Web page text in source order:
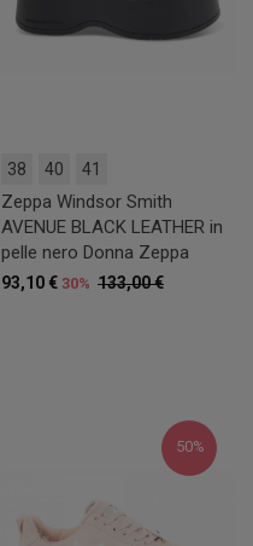
38 40 41
Zeppa Windsor Smith
AVENUE BLACK LEATHER in
pelle nero Donna Zeppa
133,00 €
93,10 € 30%
50%